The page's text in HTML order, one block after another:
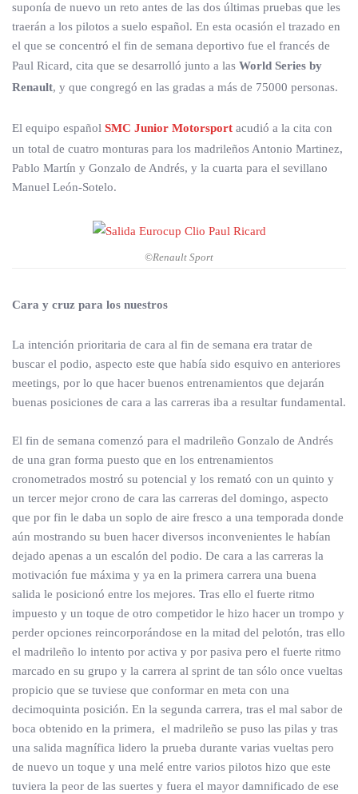
suponía de nuevo un reto antes de las dos últimas pruebas que les
traerán a los pilotos a suelo español. En esta ocasión el trazado en
el que se concentró el fin de semana deportivo fue el francés de
Paul Ricard, cita que se desarrolló junto a las World Series by
Renault, y que congregó en las gradas a más de 75000 personas.
El equipo español SMC Junior Motorsport acudió a la cita con
un total de cuatro monturas para los madrileños Antonio Martinez,
Pablo Martín y Gonzalo de Andrés, y la cuarta para el sevillano
Manuel León-Sotelo.
©Renault Sport
Cara y cruz para los nuestros
La intención prioritaria de cara al fin de semana era tratar de
buscar el podio, aspecto este que había sido esquivo en anteriores
meetings, por lo que hacer buenos entrenamientos que dejarán
buenas posiciones de cara a las carreras iba a resultar fundamental.
El fin de semana comenzó para el madrileño Gonzalo de Andrés
de una gran forma puesto que en los entrenamientos
cronometrados mostró su potencial y los remató con un quinto y
un tercer mejor crono de cara las carreras del domingo, aspecto
que por fin le daba un soplo de aire fresco a una temporada donde
aún mostrando su buen hacer diversos inconvenientes le habían
dejado apenas a un escalón del podio. De cara a las carreras la
motivación fue máxima y ya en la primera carrera una buena
salida le posicionó entre los mejores. Tras ello el fuerte ritmo
impuesto y un toque de otro competidor le hizo hacer un trompo y
perder opciones reincorporándose en la mitad del pelotón, tras ello
el madrileño lo intento por activa y por pasiva pero el fuerte ritmo
marcado en su grupo y la carrera al sprint de tan sólo once vueltas
propicio que se tuviese que conformar en meta con una
decimoquinta posición. En la segunda carrera, tras el mal sabor de
boca obtenido en la primera, el madrileño se puso las pilas y tras
una salida magnífica lidero la prueba durante varias vueltas pero
de nuevo un toque y una melé entre varios pilotos hizo que este
tuviera la peor de las suertes y fuera el mayor damnificado de ese